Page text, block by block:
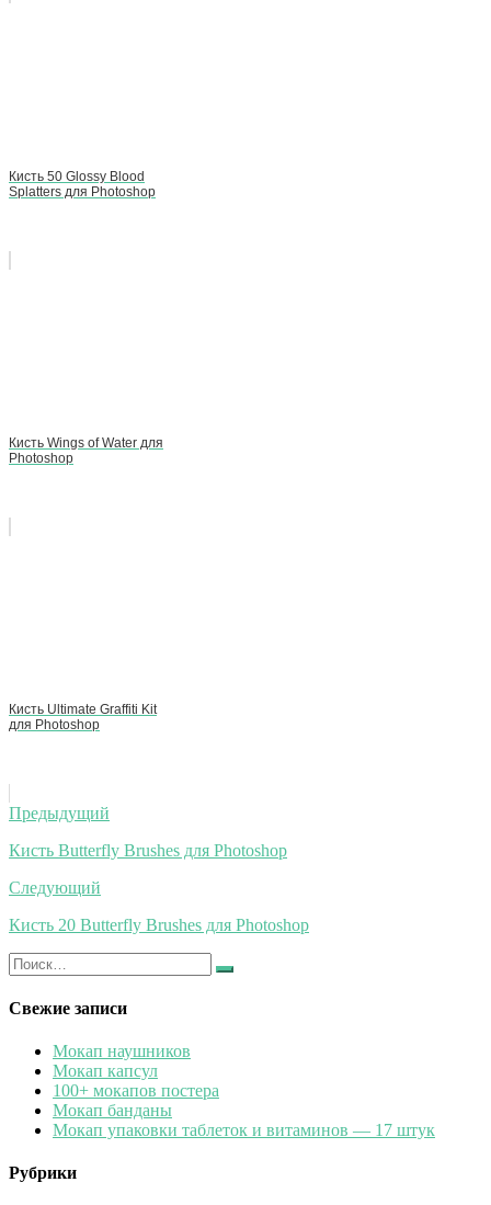
Кисть 50 Glossy Blood
Splatters для Photoshop
Кисть Wings of Water для
Photoshop
Кисть Ultimate Graffiti Kit
для Photoshop
Навигация
по
записям
Предыдущий
Кисть Butterfly Brushes для Photoshop
Следующий
Кисть 20 Butterfly Brushes для Photoshop
Искать:
Найти
Свежие записи
Мокап наушников
Мокап капсул
100+ мокапов постера
Мокап банданы
Мокап упаковки таблеток и витаминов — 17 штук
Рубрики